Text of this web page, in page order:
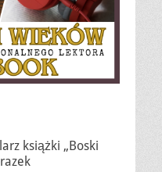
książki „Boski